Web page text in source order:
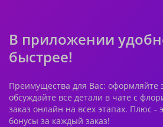
В приложении
быстрее!
Преимущества для Вас: оформляйте
обсуждайте все детали в чате с
заказ онлайн на всех этапах. Плюс -
бонусы за каждый заказ!